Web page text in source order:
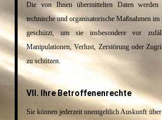
Die von Ihnen übermittelten Daten
technische und organisatorische Maßnahmen
geschützt, um sie insbesondere vor
Manipulationen, Verlust, Zerstörung oder
zu schützen.
VII. Ihre Betroffenenrechte
Sie können jederzeit unentgeltlich Auskunft